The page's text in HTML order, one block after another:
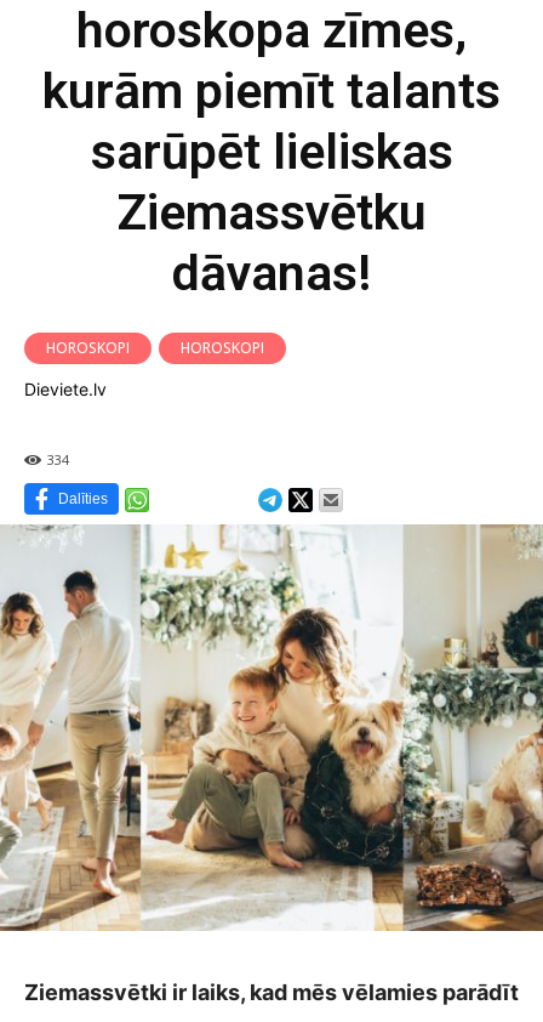
horoskopa zīmes,
kurām piemīt talants
sarūpēt lieliskas
Ziemassvētku
dāvanas!
HOROSKOPI
HOROSKOPI
Dieviete.lv
334
Dalīties
Ziemassvētki ir laiks, kad mēs vēlamies parādīt